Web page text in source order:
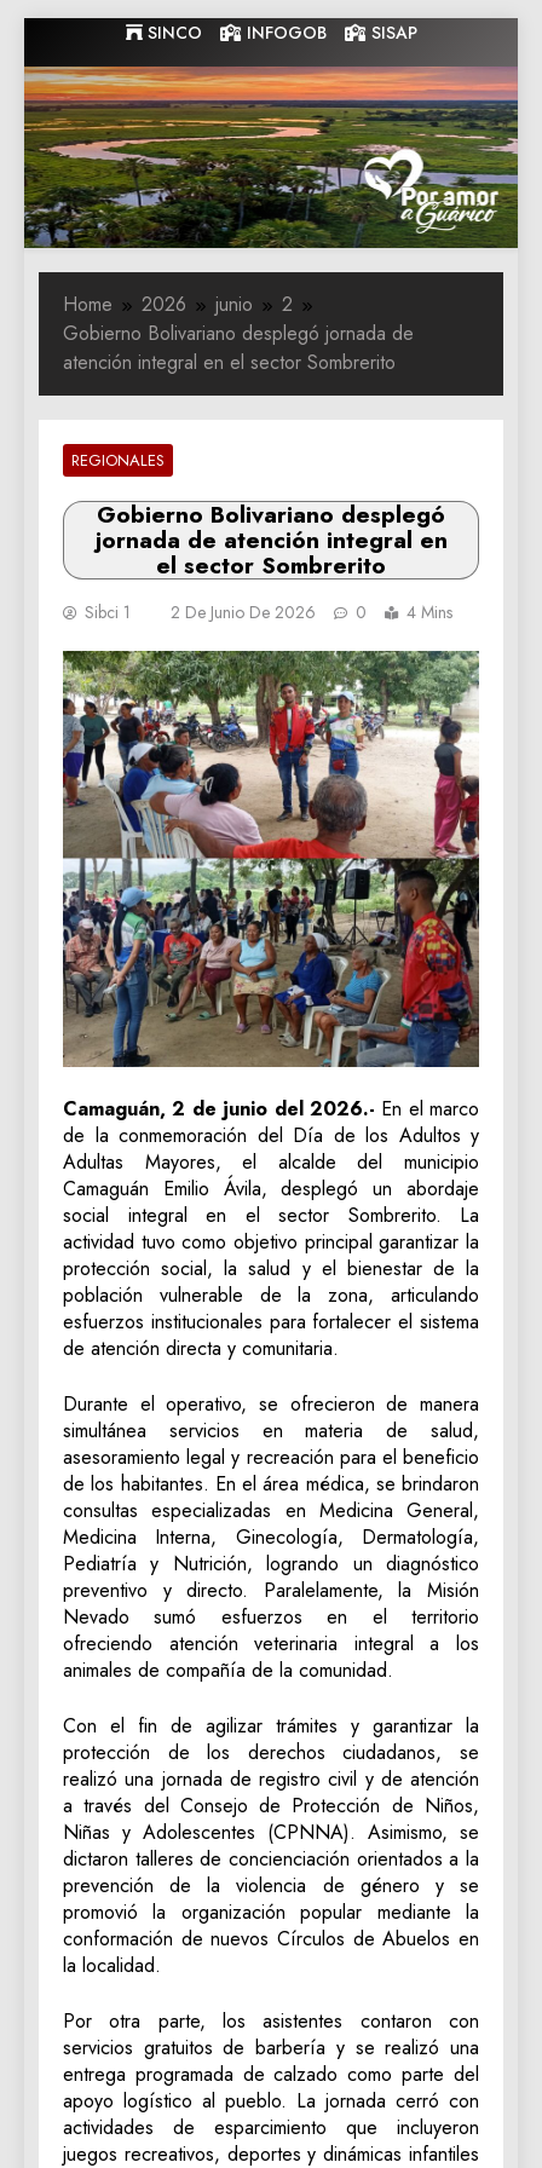
to
content
SINCO INFOGOB SISAP
Gobernacion
de Guarico
Gobernacion de Guarico
Home 2026 junio
2
Gobierno Bolivariano desplegó jornada de
atención integral en el sector Sombrerito
REGIONALES
Gobierno Bolivariano desplegó
jornada de atención integral en
el sector Sombrerito
Sibci 1 2 De Junio De 2026 0 4 Mins
Camaguán, 2 de junio del 2026.- En el marco
de la conmemoración del Día de los Adultos y
Adultas Mayores, el alcalde del municipio
Camaguán Emilio Ávila, desplegó un abordaje
social integral en el sector Sombrerito. La
actividad tuvo como objetivo principal garantizar la
protección social, la salud y el bienestar de la
población vulnerable de la zona, articulando
esfuerzos institucionales para fortalecer el sistema
de atención directa y comunitaria.
Durante el operativo, se ofrecieron de manera
simultánea servicios en materia de salud,
asesoramiento legal y recreación para el beneficio
de los habitantes. En el área médica, se brindaron
consultas especializadas en Medicina General,
Medicina Interna, Ginecología, Dermatología,
Pediatría y Nutrición, logrando un diagnóstico
preventivo y directo. Paralelamente, la Misión
Nevado sumó esfuerzos en el territorio
ofreciendo atención veterinaria integral a los
animales de compañía de la comunidad.
Con el fin de agilizar trámites y garantizar la
protección de los derechos ciudadanos, se
realizó una jornada de registro civil y de atención
a través del Consejo de Protección de Niños,
Niñas y Adolescentes (CPNNA). Asimismo, se
dictaron talleres de concienciación orientados a la
prevención de la violencia de género y se
promovió la organización popular mediante la
conformación de nuevos Círculos de Abuelos en
la localidad.
Por otra parte, los asistentes contaron con
servicios gratuitos de barbería y se realizó una
entrega programada de calzado como parte del
apoyo logístico al pueblo. La jornada cerró con
actividades de esparcimiento que incluyeron
juegos recreativos, deportes y dinámicas infantiles